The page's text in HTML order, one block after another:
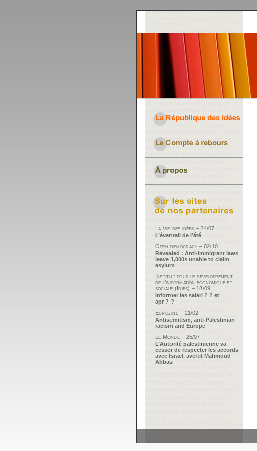
La Vie des idées – 24/07
L’éventail de l’été
Open democracy – 02/10
Revealed : Anti-immigrant laws
leave 1,000s unable to claim
asylum
Institut pour le développement
de l’information économique et
sociale (Idies) – 18/09
Informer les salari ? ? et
apr ? ?
Eurozine – 21/02
Antisemitism, anti-Palestinian
racism and Europe
Le Monde – 25/07
L’Autorité palestinienne va
cesser de respecter les accords
avec Israël, avertit Mahmoud
Abbas